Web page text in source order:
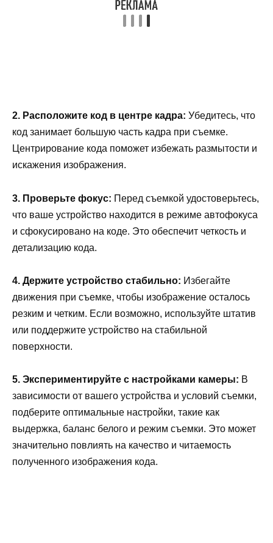
2. Расположите код в центре кадра: Убедитесь, что
код занимает большую часть кадра при съемке.
Центрирование кода поможет избежать размытости и
искажения изображения.
3. Проверьте фокус: Перед съемкой удостоверьтесь,
что ваше устройство находится в режиме автофокуса
и сфокусировано на коде. Это обеспечит четкость и
детализацию кода.
4. Держите устройство стабильно: Избегайте
движения при съемке, чтобы изображение осталось
резким и четким. Если возможно, используйте штатив
или поддержите устройство на стабильной
поверхности.
5. Экспериментируйте с настройками камеры: В
зависимости от вашего устройства и условий съемки,
подберите оптимальные настройки, такие как
выдержка, баланс белого и режим съемки. Это может
значительно повлиять на качество и читаемость
полученного изображения кода.